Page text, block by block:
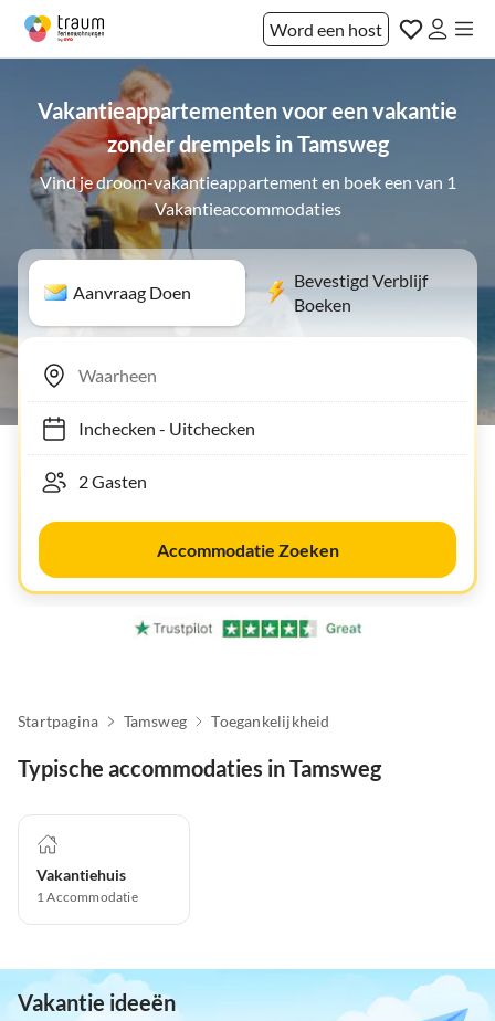
Word een host
Vakantieappartementen voor een vakantie
zonder drempels in Tamsweg
Vind je droom-vakantieappartement en boek een van 1
Vakantieaccommodaties
Aanvraag Doen
Bevestigd Verblijf
Boeken
Inchecken- Uitchecken
Accommodatie Zoeken
Startpagina Tamsweg Toegankelijkheid
Typische accommodaties in Tamsweg
Vakantiehuis
1Accommodatie
Vakantie ideeën